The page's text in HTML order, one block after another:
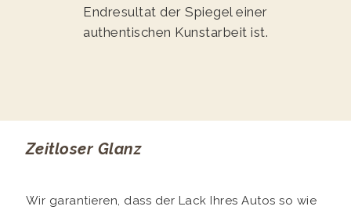
Endresultat der Spiegel einer
authentischen Kunstarbeit ist.
Zeitloser Glanz
Wir garantieren, dass der Lack Ihres Autos so wie